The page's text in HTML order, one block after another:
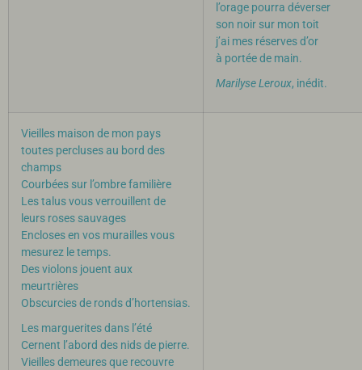
l’orage pourra déverser
son noir sur mon toit
j’ai mes réserves d’or
à portée de main.
Marilyse Leroux, inédit.
Vieilles maison de mon pays
toutes percluses au bord des
champs
Courbées sur l’ombre familière
Les talus vous verrouillent de
leurs roses sauvages
Encloses en vos murailles vous
mesurez le temps.
Des violons jouent aux
meurtrières
Obscurcies de ronds d’hortensias.
Les marguerites dans l’été
Cernent l’abord des nids de pierre.
Vieilles demeures que recouvre